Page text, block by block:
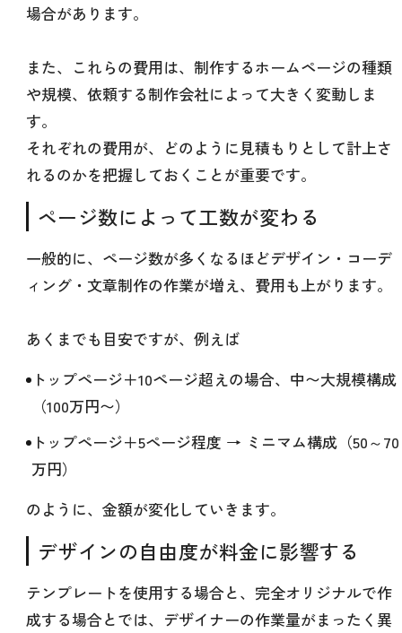
場合があります。
また、これらの費用は、制作するホームページの種類
や規模、依頼する制作会社によって大きく変動しま
す。
それぞれの費用が、どのように見積もりとして計上さ
れるのかを把握しておくことが重要です。
ページ数によって工数が変わる
一般的に、ページ数が多くなるほどデザイン・コーデ
ィング・文章制作の作業が増え、費用も上がります。
あくまでも目安ですが、例えば
トップページ＋10ページ超えの場合、中〜大規模構成
（100万円〜）
トップページ＋5ページ程度 → ミニマム構成（50～70
万円）
のように、金額が変化していきます。
デザインの自由度が料金に影響する
テンプレートを使用する場合と、完全オリジナルで作
成する場合とでは、デザイナーの作業量がまったく異